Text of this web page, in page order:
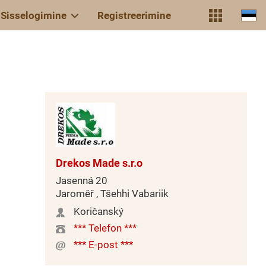
Sisselogimine Registreerimine
Drekos Made s.r.o
Jasenná 20
Jaroměř , Tšehhi Vabariik
Koričanský
*** Telefon ***
*** E-post ***